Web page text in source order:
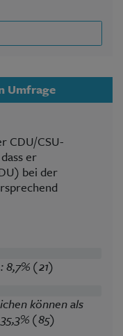
Umfrage
CDU/CSU-
er
bei der
8,7% (21)
können als
(85)